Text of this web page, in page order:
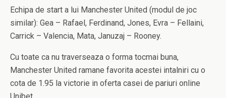
Echipa de start a lui Manchester United (modul de joc
similar): Gea – Rafael, Ferdinand, Jones, Evra – Fellaini,
Carrick – Valencia, Mata, Januzaj – Rooney.
Cu toate ca nu traverseaza o forma tocmai buna,
Manchester United ramane favorita acestei intalniri cu o
cota de 1.95 la victorie in oferta casei de pariuri online